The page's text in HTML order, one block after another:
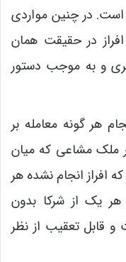
در چنین مواردی
در حقیقت همان
و به موجب دستور
هر گونه معامله بر
مشاعی که میان
افراز انجام نشده هر
یک از شرکا بدون
قابل تعقیب از نظر